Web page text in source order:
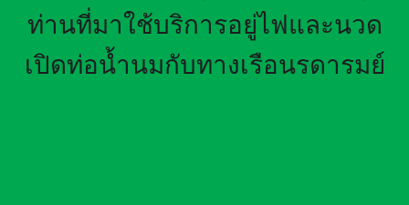
ท่านที่มาใช้บริการอยู่ไฟและนวด
เปิดท่อน้ำนมกับทางเรือนรดารมย์